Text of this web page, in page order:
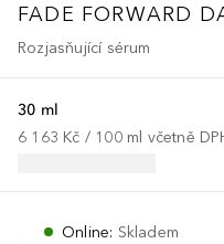
FADE FORWARD
Rozjasňující sérum
30 ml
6 163 Kč / 100 ml včetně
Online: Skladem